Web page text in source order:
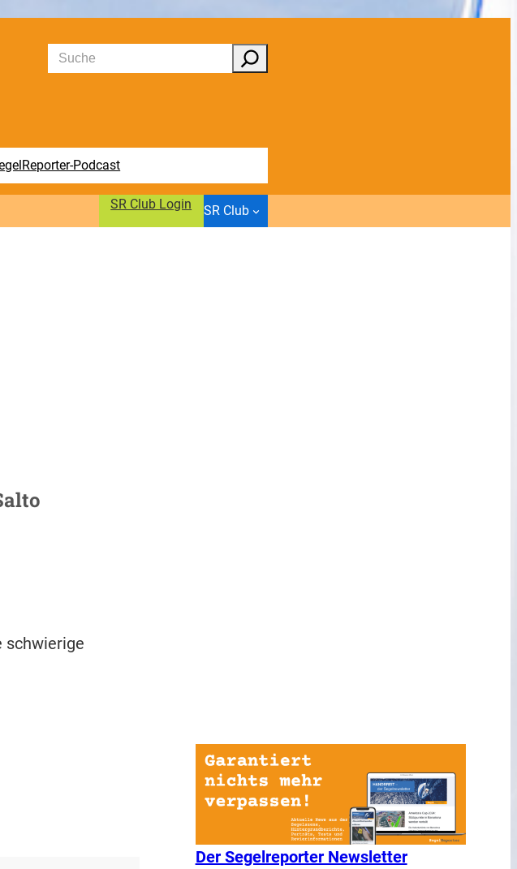
Suchen
Podcast
SR Club Login SR Club
schwierige
Der Segelreporter Newsletter